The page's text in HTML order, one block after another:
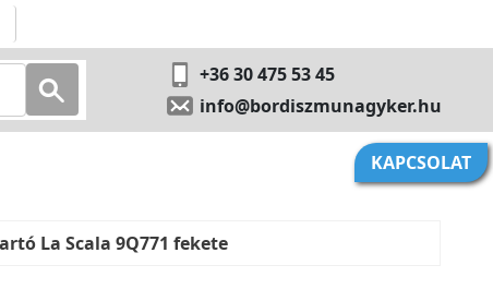
+36 30 475 53 45
info@bordiszmunagyker.hu
KAPCSOLAT
La Scala 9Q771 fekete